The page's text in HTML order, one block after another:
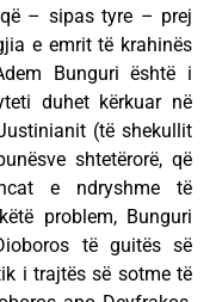
– sipas tyre – prej
e emrit të krahinës
Bunguri është i
duhet kërkuar në
(të shekullit
shtetërorë, që
e ndryshme të
problem, Bunguri
të guitës së
i trajtës së sotme të